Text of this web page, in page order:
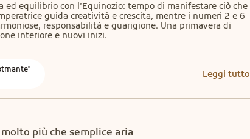
ed equilibrio con l’Equinozio: tempo di manifestare ciò che
guida creatività e crescita, mentre i numeri 2 e 6
responsabilità e guarigione. Una primavera di
interiore e nuovi inizi.
Leggi tutto
più che semplice aria